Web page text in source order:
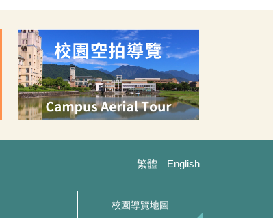
繁體 English
校園導覽地圖